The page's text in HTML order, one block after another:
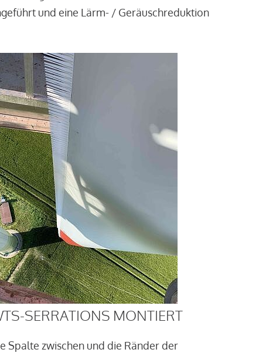
und eine Lärm- / Geräuschreduktion
SERRATIONS MONTIERT
Spalte zwischen und die Ränder der